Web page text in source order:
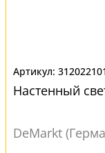
Настенный
DeMarkt